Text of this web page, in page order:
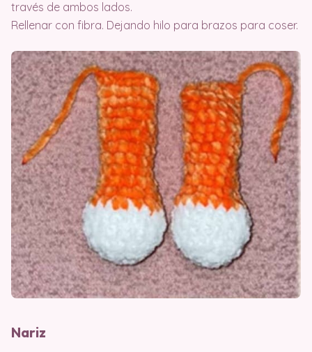
través de ambos lados.
Rellenar con fibra. Dejando hilo para brazos para coser.
Nariz